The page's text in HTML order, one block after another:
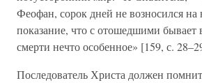
Феофан, сорок дней не возносился
показание, что с отошедшими бывает
смерти нечто особенное» [159, с.
Последователь Христа должен